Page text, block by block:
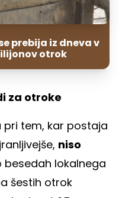
prebija iz dneva v
otrok
za otroke
pri tem, kar postaja
niso
besedah lokalnega
šestih otrok